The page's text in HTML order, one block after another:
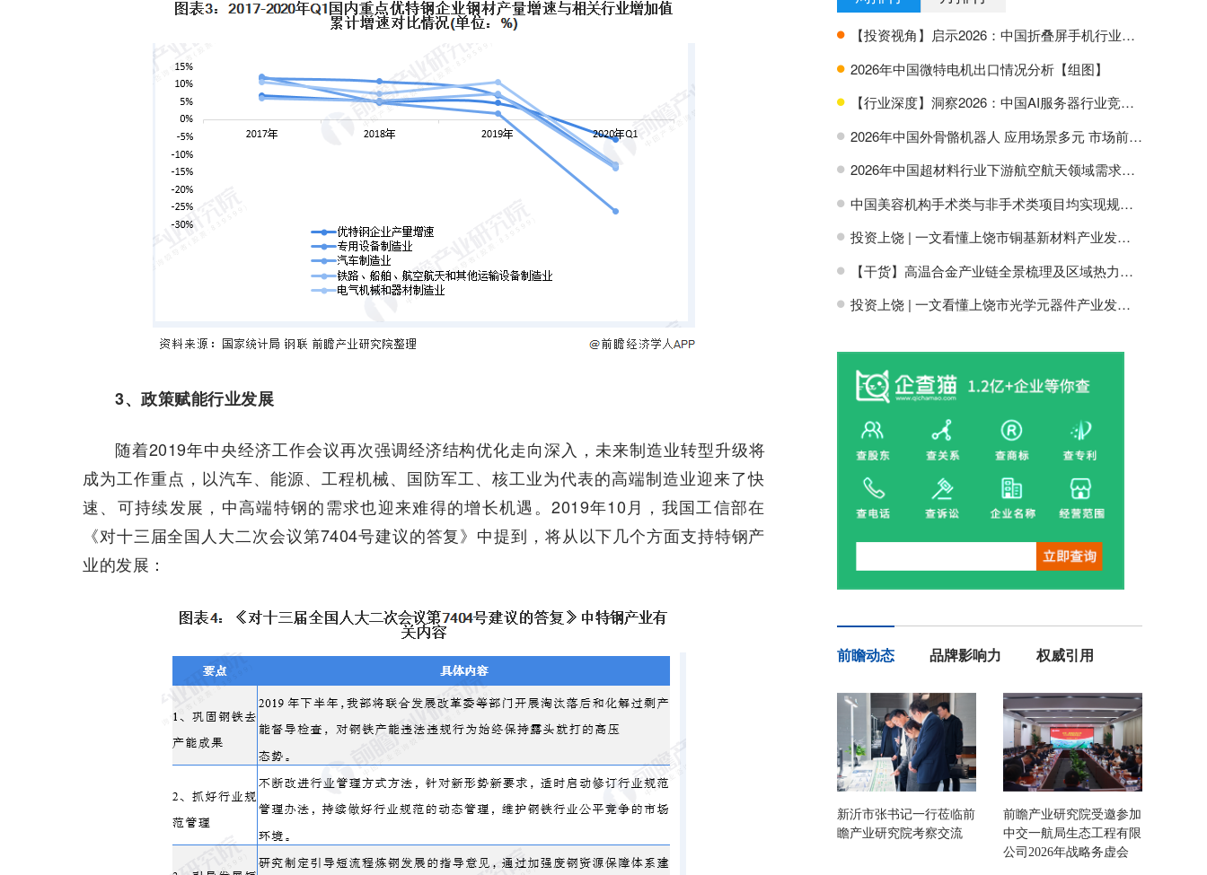
3、政策赋能行业发展
随着2019年中央经济工作会议再次强调经济结构优化走向深入，未来制造业转型升级将
成为工作重点，以汽车、能源、工程机械、国防军工、核工业为代表的高端制造业迎来了快
速、可持续发展，中高端特钢的需求也迎来难得的增长机遇。2019年10月，我国工信部在
《对十三届全国人大二次会议第7404号建议的答复》中提到，将从以下几个方面支持特钢产
业的发展：
H 【投资视角】启示2026：中国折叠屏手机行业投融资及兼并重组分析
H 2026年中国微特电机出口情况分析【组图】
H 【行业深度】洞察2026：中国AI服务器行业竞争格局及市场份额
H 2026年中国外骨骼机器人 应用场景多元 市场前景广阔【组图】
H 2026年中国超材料行业下游航空航天领域需求分析【组图】
H 中国美容机构手术类与非手术类项目均实现规模增长【组图】
H 投资上饶 | 一文看懂上饶市铜基新材料产业发展现状与投资机会前瞻
H 【干货】高温合金产业链全景梳理及区域热力地图
H 投资上饶 | 一文看懂上饶市光学元器件产业发展现状与投资机会前瞻
前瞻动态 品牌影响力 权威引用
新沂市张书记一行莅临前
瞻产业研究院考察交流
前瞻产业研究院受邀参加
中交一航局生态工程有限
公司2026年战略务虚会